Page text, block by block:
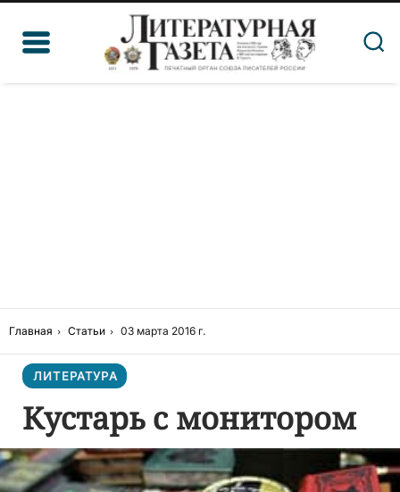
Главная Статьи 03 марта 2016 г.
ЛИТЕРАТУРА
Кустарь с монитором